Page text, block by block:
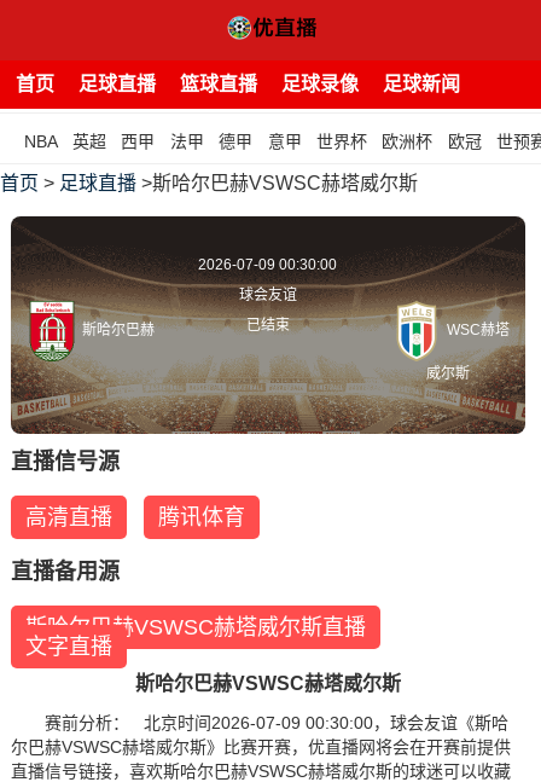
首页 足球直播 篮球直播 足球录像 足球新闻
NBA 英超 西甲 法甲 德甲 意甲 世界杯 欧洲杯 欧冠 世预
首页 > 足球直播 >斯哈尔巴赫VSWSC赫塔威尔斯
斯哈尔巴赫
2026-07-09 00:30:00
球会友谊
已结束
WSC赫塔
威尔斯
直播信号源
高清直播 腾讯体育
直播备用源
斯哈尔巴赫VSWSC赫塔威尔斯直播
文字直播
斯哈尔巴赫VSWSC赫塔威尔斯
赛前分析： 北京时间2026-07-09 00:30:00，球会友谊《斯哈
尔巴赫VSWSC赫塔威尔斯》比赛开赛，优直播网将会在开赛前提供
直播信号链接，喜欢斯哈尔巴赫VSWSC赫塔威尔斯的球迷可以收藏